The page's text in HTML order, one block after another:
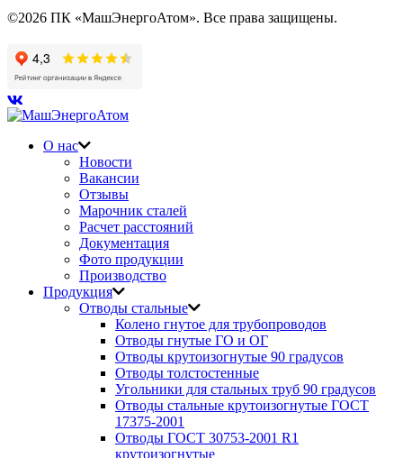
©2026 ПК «МашЭнергоАтом». Все права защищены.
О нас
Новости
Вакансии
Отзывы
Марочник сталей
Расчет расстояний
Документация
Фото продукции
Производство
Продукция
Отводы стальные
Колено гнутое для трубопроводов
Отводы гнутые ГО и ОГ
Отводы крутоизогнутые 90 градусов
Отводы толстостенные
Угольники для стальных труб 90 градусов
Отводы стальные крутоизогнутые ГОСТ
17375-2001
Отводы ГОСТ 30753-2001 R1
крутоизогнутые